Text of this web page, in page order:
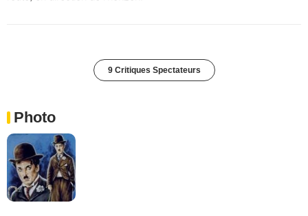
9 Critiques Spectateurs
Photo